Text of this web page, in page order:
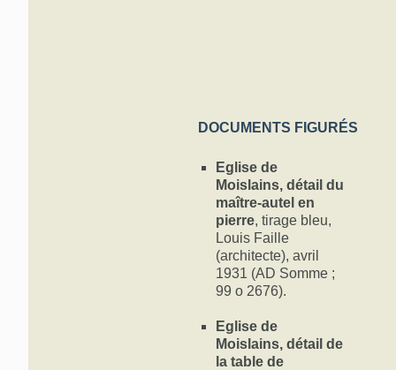
DOCUMENTS FIGURÉS
Eglise de
Moislains, détail du
maître-autel en
pierre, tirage bleu,
Louis Faille
(architecte), avril
1931 (AD Somme ;
99 o 2676).
Eglise de
Moislains, détail de
la table de